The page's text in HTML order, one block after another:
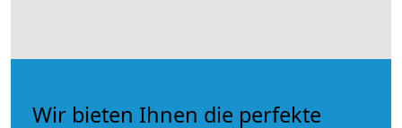
Wir bieten Ihnen die perfekte